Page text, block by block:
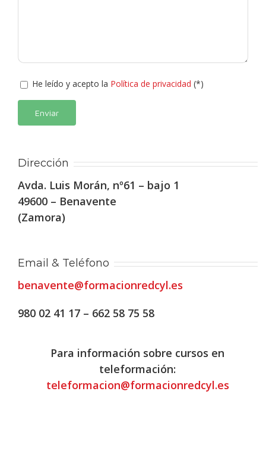
He leído y acepto la Política de privacidad (*)
Dirección
Avda. Luis Morán, nº61 – bajo 1
49600 – Benavente
(Zamora)
Email & Teléfono
benavente@formacionredcyl.es
980 02 41 17 – 662 58 75 58
Para información sobre cursos en
teleformación:
teleformacion@formacionredcyl.es